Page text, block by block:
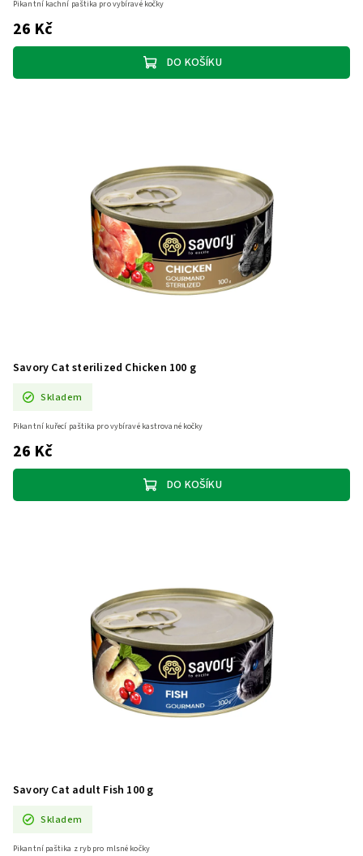
26 Kč
DO KOŠÍKU
Pikantní kachní paštika pro vybíravé kočky
Savory Cat sterilized Chicken 100 g
Skladem
26 Kč
DO KOŠÍKU
Pikantní kuřecí paštika pro vybíravé kastrované kočky
Savory Cat adult Fish 100 g
Skladem
Pikantní paštika z ryb pro mlsné kočky